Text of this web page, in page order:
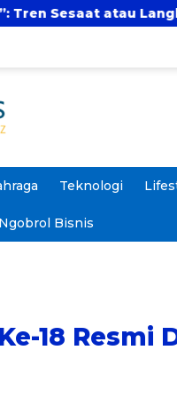
atau Langkah
Teknologi
Ngobrol Bisnis
18 Resmi